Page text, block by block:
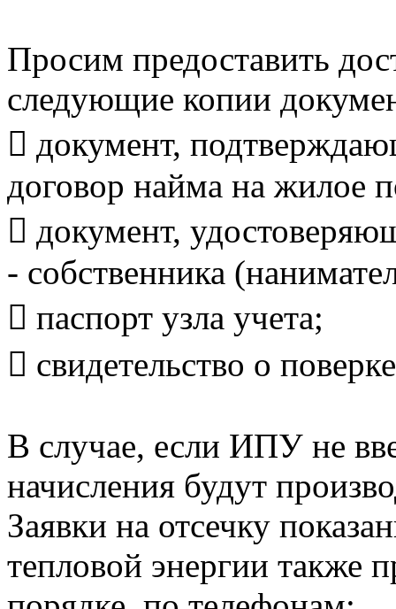
Просим предоставить
следующие копии
 документ,
договор найма на жилое
 документ,
- собственника
 паспорт узла учета;
 свидетельство о
В случае, если ИПУ не
начисления будут
Заявки на отсечку
тепловой энергии также